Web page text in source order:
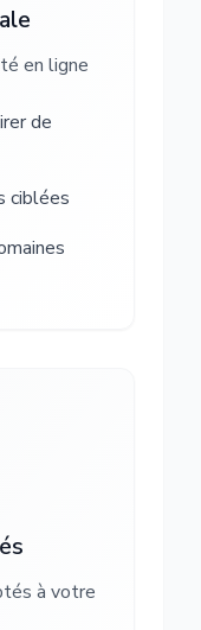
en ligne
de
ciblées
à votre